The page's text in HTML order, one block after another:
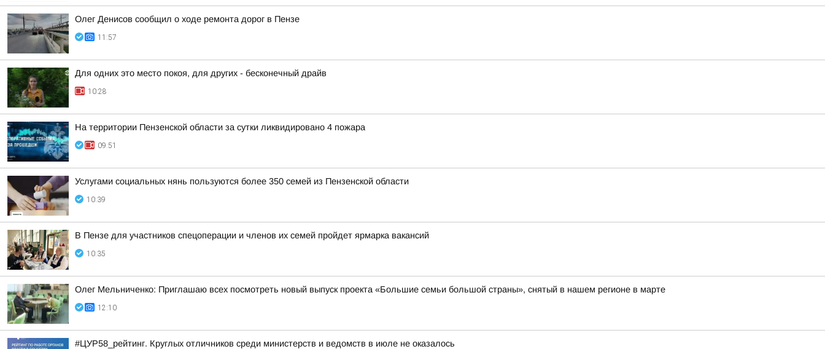
Олег Денисов сообщил о ходе ремонта дорог в Пензе
11:57
Для одних это место покоя, для других - бесконечный драйв
10:28
На территории Пензенской области за сутки ликвидировано 4 пожара
09:51
Услугами социальных нянь пользуются более 350 семей из Пензенской области
10:39
В Пензе для участников спецоперации и членов их семей пройдет ярмарка вакансий
10:35
Олег Мельниченко: Приглашаю всех посмотреть новый выпуск проекта «Большие семьи большой страны», снятый в нашем регионе в марте
12:10
#ЦУР58_рейтинг. Круглых отличников среди министерств и ведомств в июле не оказалось